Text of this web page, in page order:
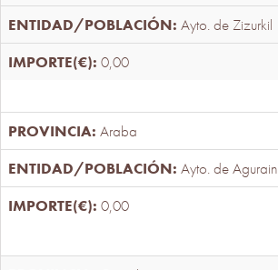
Ayto. de Zizurkil
0,00
Araba
Ayto. de Agurain
0,00